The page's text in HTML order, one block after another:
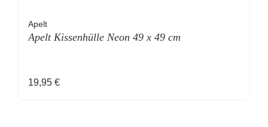
Apelt
Apelt Kissenhülle Neon 49 x 49 cm
Regulärer Preis:
19,95 €